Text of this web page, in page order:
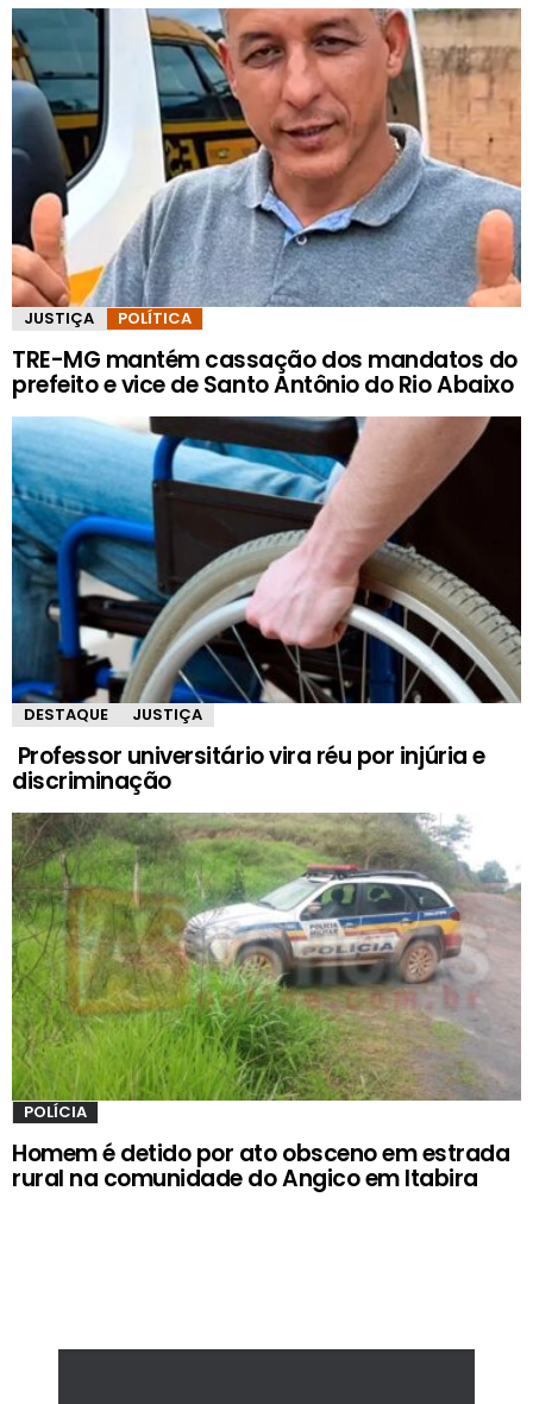
JUSTIÇA POLÍTICA
TRE-MG mantém cassação dos mandatos do
prefeito e vice de Santo Antônio do Rio Abaixo
DESTAQUE JUSTIÇA
Professor universitário vira réu por injúria e
discriminação
POLÍCIA
Homem é detido por ato obsceno em estrada
rural na comunidade do Angico em Itabira